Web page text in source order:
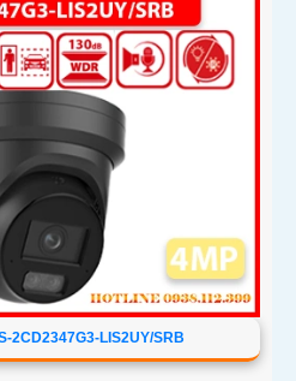
2CD2347G3-LIS2UY/SRB